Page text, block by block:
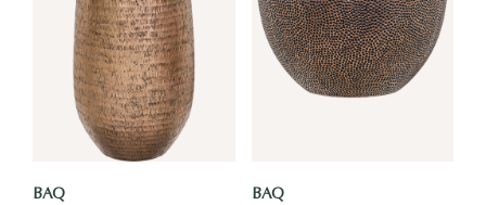
BAQ BAQ